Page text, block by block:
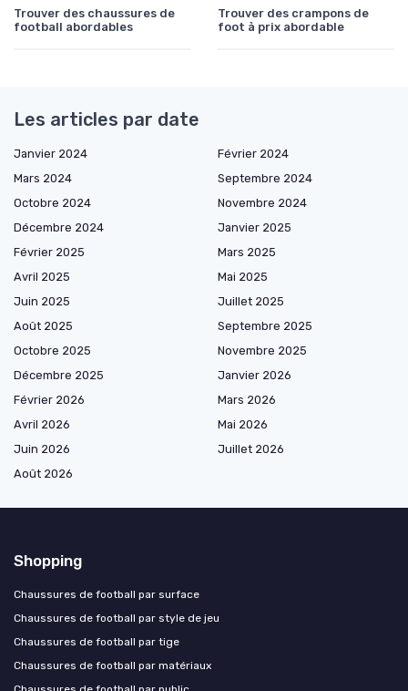
Trouver des chaussures de
football abordables
Trouver des crampons de
foot à prix abordable
Les articles par date
Janvier 2024
Février 2024
Mars 2024
Septembre 2024
Octobre 2024
Novembre 2024
Décembre 2024
Janvier 2025
Février 2025
Mars 2025
Avril 2025
Mai 2025
Juin 2025
Juillet 2025
Août 2025
Septembre 2025
Octobre 2025
Novembre 2025
Décembre 2025
Janvier 2026
Février 2026
Mars 2026
Avril 2026
Mai 2026
Juin 2026
Juillet 2026
Août 2026
Shopping
Chaussures de football par surface
Chaussures de football par style de jeu
Chaussures de football par tige
Chaussures de football par matériaux